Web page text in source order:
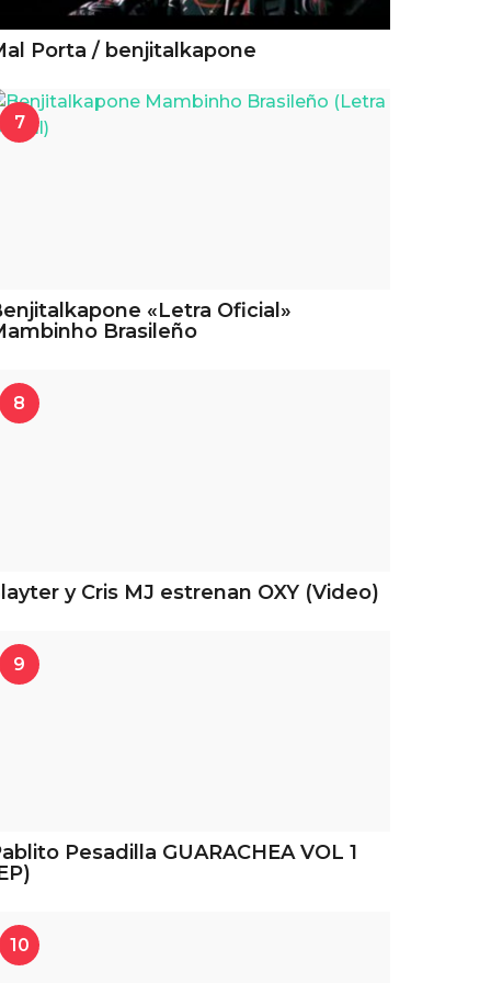
Porta / benjitalkapone
7
«Letra Oficial»
Brasileño
8
y Cris MJ estrenan OXY (Video)
9
Pesadilla GUARACHEA VOL 1
10